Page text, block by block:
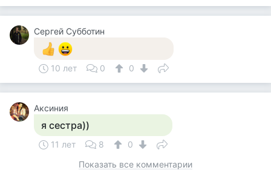
Сергей Субботин
10 лет 0 0
Аксиния
я сестра))
11 лет 8
0
Показать все комментарии